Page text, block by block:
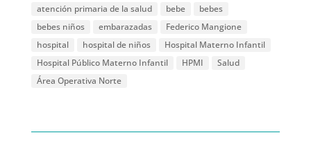
atención primaria de la salud bebe
bebes
bebes niños
embarazadas
Federico Mangione
hospital
hospital de niños
Hospital Materno Infantil
Hospital Público Materno Infantil
HPMI
Salud
Área Operativa Norte